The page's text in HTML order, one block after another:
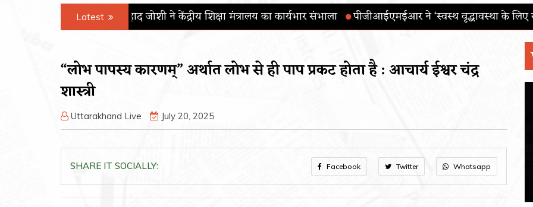
Latest
प्रल्हाद जोशी ने केंद्रीय शिक्षा मंत्रालय का कार्यभार संभाला पीजीआईएमईआर ने ‘स्वस्थ वृद्धावस्था के लिए योग’ थीम के साथ 12वाँ
“लोभ पापस्य कारणम्” अर्थात लोभ से ही पाप प्रकट होता है : आचार्य ईश्वर चंद्र
शास्त्री
Uttarakhand Live July 20, 2025
SHARE IT SOCIALLY: Facebook Twitter Whatsapp